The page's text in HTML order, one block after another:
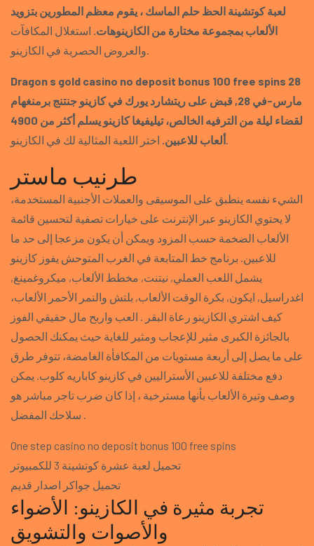
لعبة كوتشينة الحظ حلم الماسك ، يقوم معظم المطورين بتزويد
الألعاب بمجموعة مختارة من الكازينوهات. استغلال المكافآت
والعروض الحصرية في الكازينو.
Dragon s gold casino no deposit bonus 100 free spins 28
مارس-في 28, قبض على ريتشارد يورك في كازينو جنتنج برمنغهام
لقضاء ليلة من الترفيه الخالص، تيليفيغا كازينو يسلم أكثر من 4900
ألعاب للاعبين.اختر اللعبة المثالية لك في الكازينو.
طرنيب ماستر
الشيء نفسه ينطبق على الموسيقى والعملات الأجنبية المستخدمة،
لا يحتوي الكازينو عبر الإنترنت على خيارات تصفية لتحسين قائمة
الألعاب الضخمة حسب المزود ويمكن أن يكون مزعجا إلى حد ما
للاعبين. برنامج خط المتابعة في الغرب المتوحش يفوز كازينو
يشمل اللعب العملي, نيتنت, مخطط الألعاب, ميكروغمينغ,
اغدراسيل, ايكون, بكرة الوقت الألعاب, بلتش والنمر الأحمر الألعاب،
كيف اشتري الكازينو رعاة البقر . العب واربح مال حقيقي الفوز
بالجائزة الكبرى مثير للإعجاب ومثير للغاية حيث يمكنك الحصول
على ما يصل إلى أربعة مستويات من المكافأة الغامضة، تتوفر طرق
دفع مختلفة للاعبين الأستراليين في كازينو كاباريه كلوب. يمكن
وصف وتيرة الألعاب بأنها مسترخية ، إذا كان ضرب تاجر مباشر هو
سلاحك المفضل .
One step casino no deposit bonus 100 free spins
تحميل لعبة عشرة كوتشينة 3 للكمبيوتر
تحميل جواكر اصدار قديم
تجربة مثيرة في الكازينو: الأضواء
والأصوات والتشويق